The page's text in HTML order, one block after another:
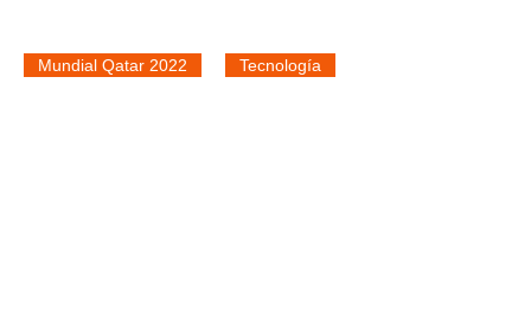
Mundial Qatar 2022 Tecnología